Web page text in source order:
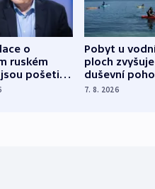
o
ruském
pošetilé,
Pobyt u
ploch zvyšuje
duševní
ukázala
7. 8. 2026